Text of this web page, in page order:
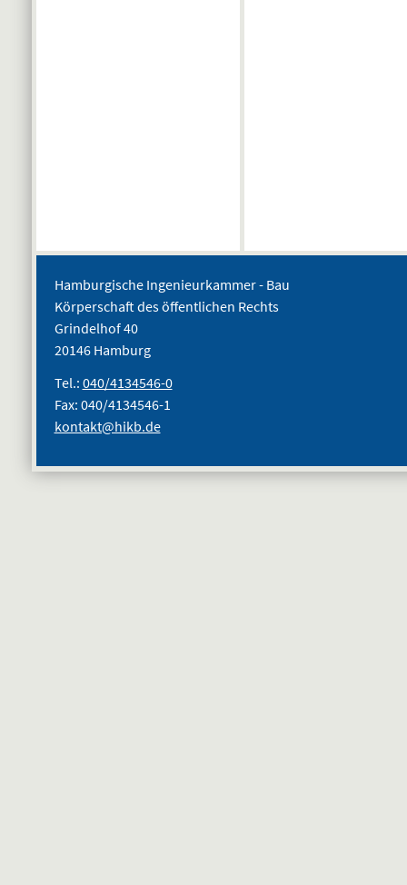
Hamburgische Ingenieurkammer - Bau
Körperschaft des öffentlichen Rechts
Grindelhof 40
20146 Hamburg
Tel.: 040/4134546-0
Fax: 040/4134546-1
kontakt@hikb.de